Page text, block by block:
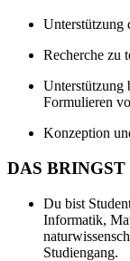
Unterstützung
Recherche zu
Unterstützung
Formulieren
Konzeption
DAS
Du bist
Informatik,
Studiengang.